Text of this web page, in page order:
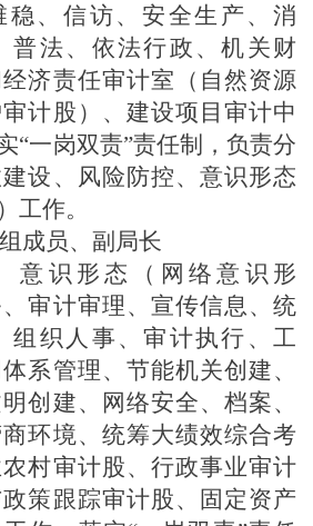
、信访、安全生产、 消
普法、依法行政 、机关财
济责任审计室 （自然资源
审计股）、 建设项目审计中
“一岗双责”责任制，负责分
设、风险防控、意识形态
工作。
成员、副局长
意识形态
（网络意识形
审计审理、 宣传信息 、统
组织人事、审计执行、工
系管理、节能机关创建、
创建、网络安全、档案、
环境、 统筹大绩效综合考
村审计股、 行政事业审计
策跟踪审计股、
固定资产